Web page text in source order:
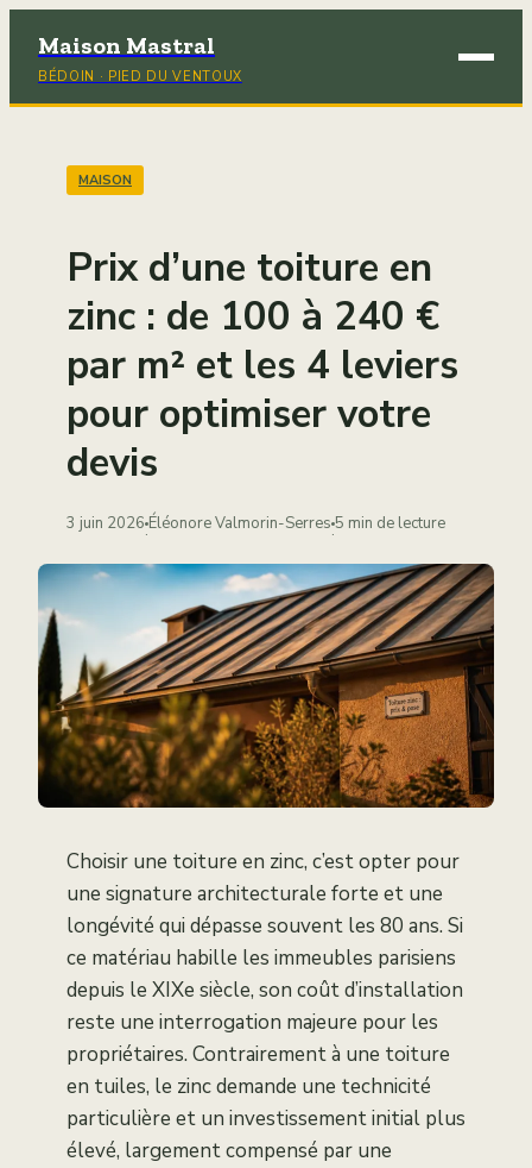
Maison Mastral
BÉDOIN · PIED DU VENTOUX
MAISON
Prix d’une toiture en
zinc : de 100 à 240 €
par m² et les 4 leviers
pour optimiser votre
devis
3 juin 2026·Éléonore Valmorin-Serres·5 min de lecture
Choisir une toiture en zinc, c’est opter pour
une signature architecturale forte et une
longévité qui dépasse souvent les 80 ans. Si
ce matériau habille les immeubles parisiens
depuis le XIXe siècle, son coût d’installation
reste une interrogation majeure pour les
propriétaires. Contrairement à une toiture
en tuiles, le zinc demande une technicité
particulière et un investissement initial plus
élevé, largement compensé par une